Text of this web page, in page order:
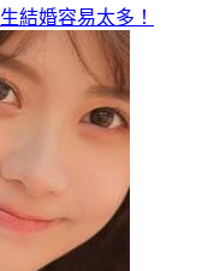
結婚容易太多！